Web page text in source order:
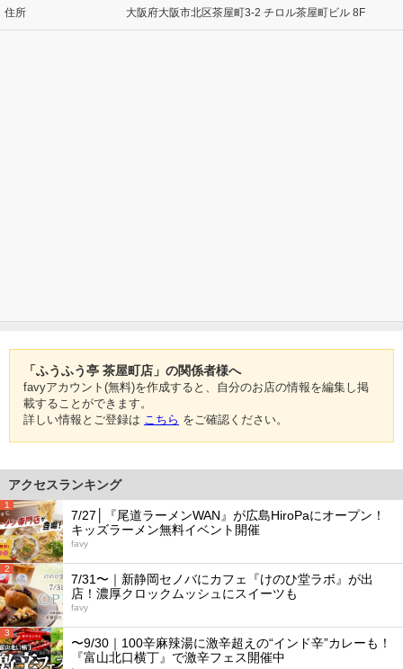
住所 大阪府大阪市北区茶屋町3-2 チロル茶屋町ビル 8F
「ふうふう亭 茶屋町店」の関係者様へ
favyアカウント(無料)を作成すると、自分のお店の情報を編集し掲
載することができます。
詳しい情報とご登録は こちら をご確認ください。
アクセスランキング
1
7/27│『尾道ラーメンWAN』が広島HiroPaにオープン！
キッズラーメン無料イベント開催
favy
2
7/31〜｜新静岡セノバにカフェ『けのひ堂ラボ』が出
店！濃厚クロックムッシュにスイーツも
favy
3
〜9/30｜100辛麻辣湯に激辛超えの“インド辛”カレーも！
『富山北口横丁』で激辛フェス開催中